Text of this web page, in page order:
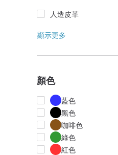
人造皮革
顯示更多
顏色
藍色
黑色
咖啡色
綠色
紅色